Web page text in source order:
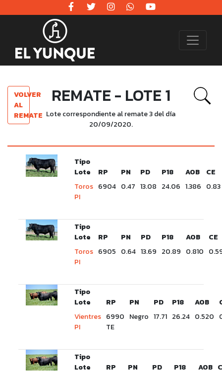
VOLVER
AL
REMATE
REMATE - LOTE 1
Lote correspondiente al remate 3 del día
20/09/2020.
Tipo
Lote
RP PN PD P18 AOB
CE
Toros
PI
6904 0.47 13.08 24.06 1.386 0.83
Tipo
Lote
RP PN PD P18 AOB
CE
Toros
PI
6905 0.64 13.69 20.89 0.810
Tipo
Lote
RP PN PD P18 AOB
Vientres
PI
6990
TE
Negro 17.71 26.24 0.520
Tipo
Lote
RP PN PD P18 AOB